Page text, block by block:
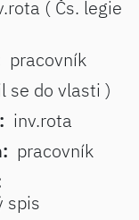
( Čs. legie
pracovník
se do vlasti )
inv.rota
pracovník
spis